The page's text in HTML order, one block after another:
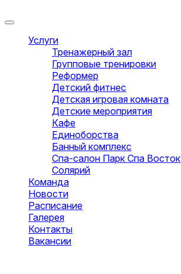
Услуги
Тренажерный зал
Групповые тренировки
Реформер
Детский фитнес
Детская игровая комната
Детские мероприятия
Кафе
Единоборства
Банный комплекс
Спа-салон Парк Спа Восток
Солярий
Команда
Новости
Расписание
Галерея
Контакты
Вакансии